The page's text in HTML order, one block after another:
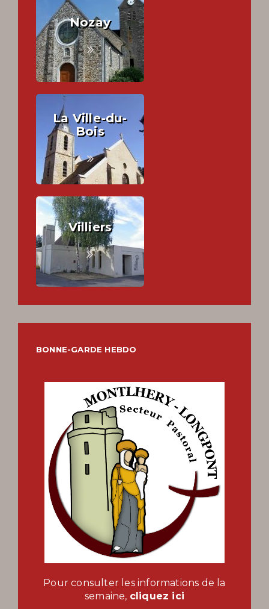
Nozay
La Ville-du-
Bois
Villiers
BONNE-GARDE HEBDO
Pour consulter les informations de la
semaine, cliquez ici